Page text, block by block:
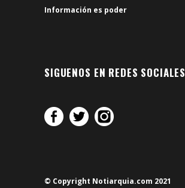
Información es poder
SIGUENOS EN REDES SOCIALES
© Copyright Notiarquia.com 2021